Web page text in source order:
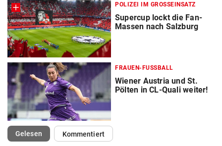
POLIZEI IM GROSSEINSATZ
Supercup lockt die Fan-
Massen nach Salzburg
FRAUEN-FUSSBALL
Wiener Austria und St.
Pölten in CL-Quali weiter!
Gelesen(ausgewählt)Kommentiert